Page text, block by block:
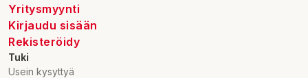
Yritysmyynti
Kirjaudu sisään
Rekisteröidy
Tuki
Usein kysyttyä